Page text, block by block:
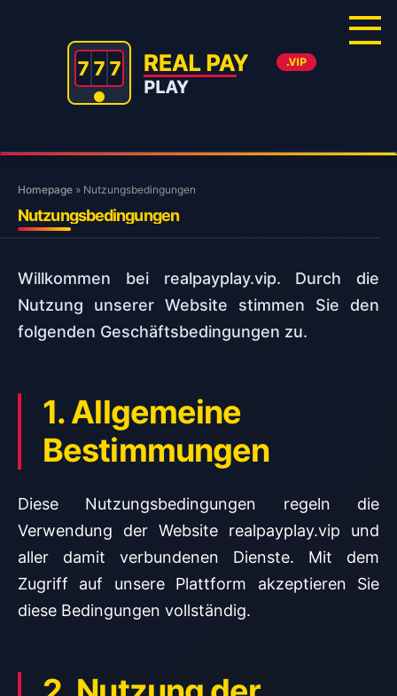
Homepage » Nutzungsbedingungen
Nutzungsbedingungen
Willkommen bei realpayplay.vip. Durch die
Nutzung unserer Website stimmen Sie den
folgenden Geschäftsbedingungen zu.
1. Allgemeine
Bestimmungen
Diese Nutzungsbedingungen regeln die
Verwendung der Website realpayplay.vip und
aller damit verbundenen Dienste. Mit dem
Zugriff auf unsere Plattform akzeptieren Sie
diese Bedingungen vollständig.